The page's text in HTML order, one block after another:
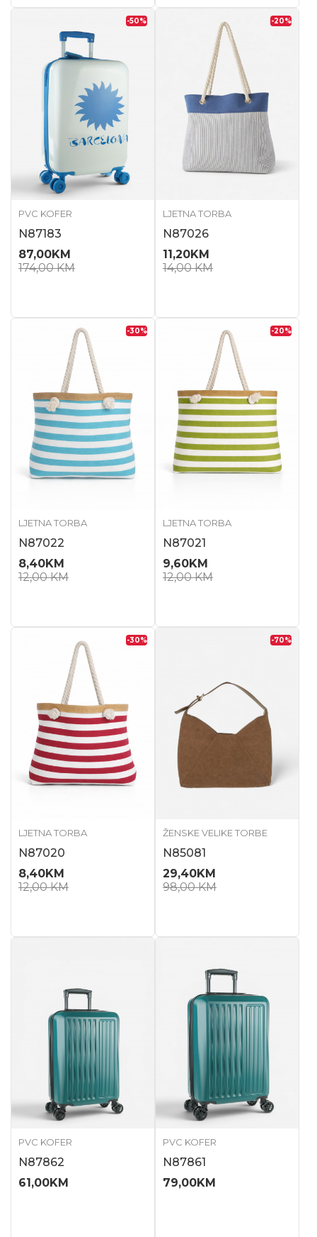
-50%
PVC KOFER
N87183
87,00KM
174,00KM
-20%
LJETNA TORBA
N87026
11,20KM
14,00KM
-30%
LJETNA TORBA
N87022
8,40KM
12,00KM
-20%
LJETNA TORBA
N87021
9,60KM
12,00KM
-30%
LJETNA TORBA
N87020
8,40KM
12,00KM
-70%
ŽENSKE VELIKE TORBE
N85081
29,40KM
98,00KM
PVC KOFER
N87862
61,00KM
PVC KOFER
N87861
79,00KM